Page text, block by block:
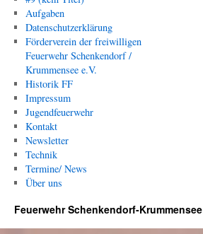
Aufgaben
Datenschutzerklärung
Förderverein der freiwilligen
Feuerwehr Schenkendorf /
Krummensee e.V.
Historik FF
Impressum
Jugendfeuerwehr
Kontakt
Newsletter
Technik
Termine/ News
Über uns
Feuerwehr Schenkendorf-Krummensee